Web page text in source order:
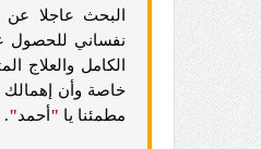
البحث عاجلا
نفساني للحصول
الكامل والعلاج
خاصة وأن إهمالك
مطمئنا يا " أحمد"
.